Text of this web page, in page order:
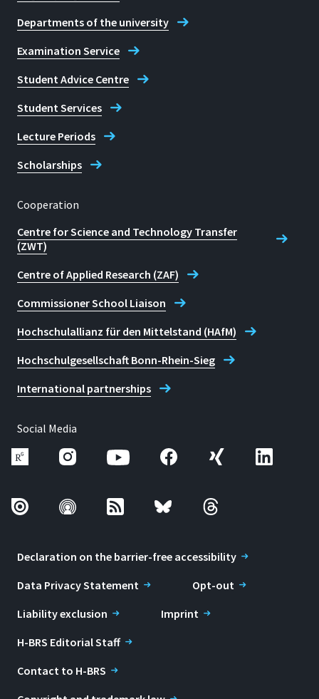
Departments of the university
Examination Service
Student Advice Centre
Student Services
Lecture Periods
Scholarships
Cooperation
Centre for Science and Technology Transfer
(ZWT)
Centre of Applied Research (ZAF)
Commissioner School Liaison
Hochschulallianz für den Mittelstand (HAfM)
Hochschulgesellschaft Bonn-Rhein-Sieg
International partnerships
Social Media
Declaration on the barrier-free accessibility
Data Privacy Statement
Opt-out
Liability exclusion
Imprint
H-BRS Editorial Staff
Contact to H-BRS